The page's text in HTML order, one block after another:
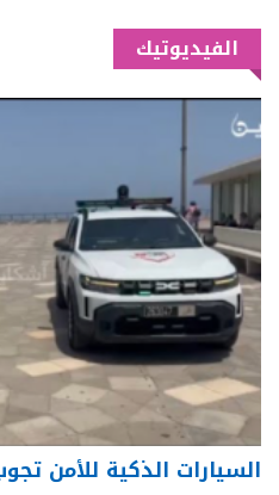
الفيديوتيك
السيارات الذكية للأمن